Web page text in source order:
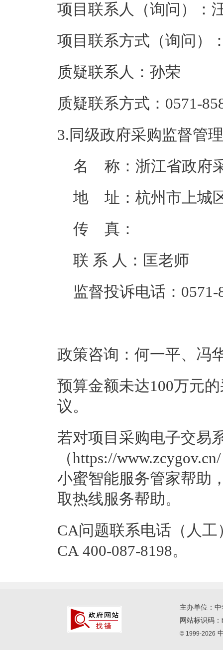
项目联系人（询问）：
项目联系方式（询问）
质疑联系人： 孙荣
质疑联系方式： 0571-
3. 同级政府采购监督管
名 称：浙江省政府
地 址：杭州市上城
传 真：
联 系 人：匡老师
监督投诉电话：0571-
政策咨询：何一平、冯
预算金额未达100万元
议。
若对项目采购电子交易
（https://
小蜜智能服务管家帮助
取热线服务帮助。
CA问题联系电话（人工
CA 400-087-8198。
主办单位：
网站标识码：
© 1999-2026